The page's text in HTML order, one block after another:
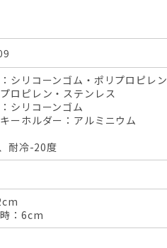
シリコーンゴム・ポリプロピレン
ロピレン・ステンレス
シリコーンゴム
ーホルダー：アルミニウム
耐冷-20度
：6cm